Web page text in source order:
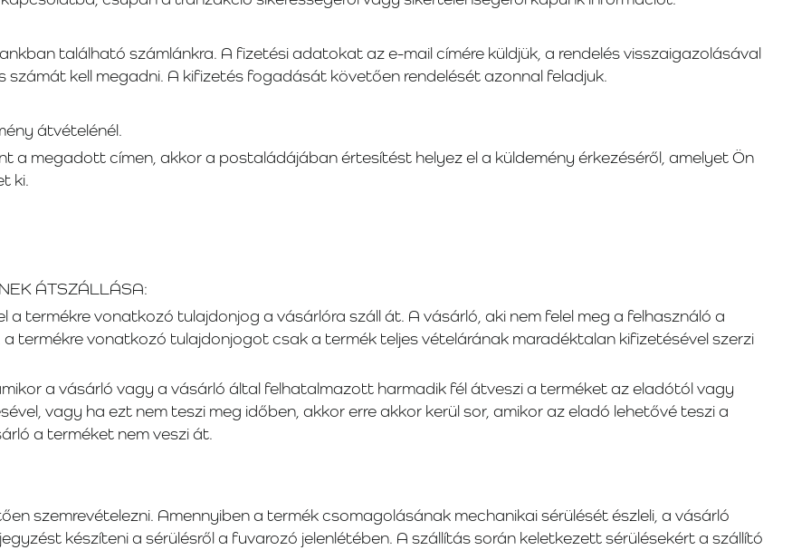
található számlánkra. A fizetési adatokat az e-mail címére küldjük, a rendelés visszaigazolásával
kell megadni. A kifizetés fogadását követően rendelését azonnal feladjuk.
átvételénél.
a megadott címen, akkor a postaládájában értesítést helyez el a küldemény érkezéséről, amelyet Ön
ki.
ÁTSZÁLLÁSA:
termékre vonatkozó tulajdonjog a vásárlóra száll át. A vásárló, aki nem felel meg a felhasználó a
vonatkozó tulajdonjogot csak a termék teljes vételárának maradéktalan kifizetésével szerzi
a vásárló vagy a vásárló által felhatalmazott harmadik fél átveszi a terméket az eladótól vagy
vagy ha ezt nem teszi meg időben, akkor erre akkor kerül sor, amikor az eladó lehetővé teszi a
a terméket nem veszi át.
szemrevételezni. Amennyiben a termék csomagolásának mechanikai sérülését észleli, a vásárló
készíteni a sérülésről a fuvarozó jelenlétében. A szállítás során keletkezett sérülésekért a szállító